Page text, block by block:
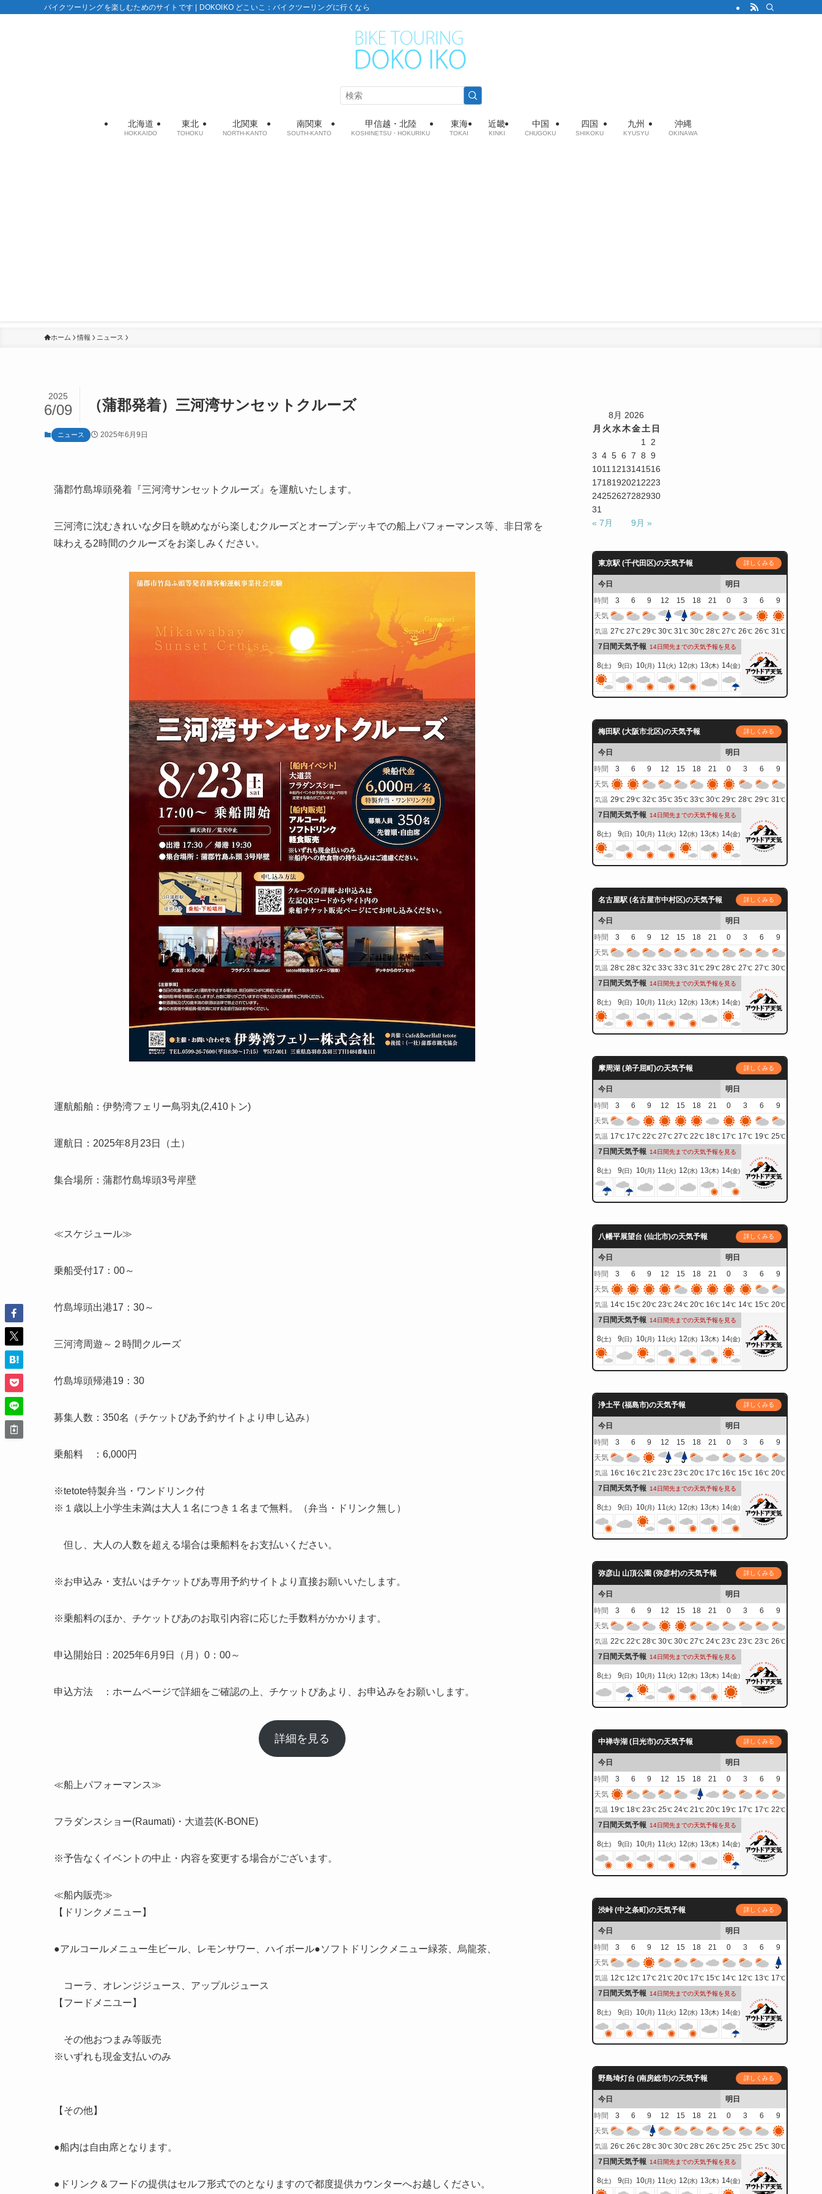
バイクツーリングを楽しむためのサイトです | DOKOIKO どこいこ：バイクツーリングに行くなら
北海道
HOKKAIDO
東北
TOHOKU
北関東
NORTH-KANTO
南関東
SOUTH-KANTO
甲信越・北陸
KOSHINETSU・HOKURIKU
東海
TOKAI
近畿
KINKI
中国
CHUGOKU
四国
SHIKOKU
九州
KYUSYU
沖縄
OKINAWA
ホーム 情報 ニュース
（蒲郡発着）三河湾サンセットクルーズ
2025
6/09
ニュース 2025年6月9日
蒲郡竹島埠頭発着『三河湾サンセットクルーズ』を運航いたします。
三河湾に沈むきれいな夕日を眺めながら楽しむクルーズとオープンデッキでの船上パフォーマンス等、非日常を
味わえる2時間のクルーズをお楽しみください。
運航船舶：伊勢湾フェリー鳥羽丸(2,410トン)
運航日：2025年8月23日（土）
集合場所：蒲郡竹島埠頭3号岸壁
≪スケジュール≫
乗船受付17：00～
竹島埠頭出港17：30～
三河湾周遊～２時間クルーズ
竹島埠頭帰港19：30
募集人数：350名（チケットぴあ予約サイトより申し込み）
乗船料 ：6,000円
※tetote特製弁当・ワンドリンク付
※１歳以上小学生未満は大人１名につき１名まで無料。（弁当・ドリンク無し）
但し、大人の人数を超える場合は乗船料をお支払いください。
※お申込み・支払いはチケットぴあ専用予約サイトより直接お願いいたします。
※乗船料のほか、チケットぴあのお取引内容に応じた手数料がかかります。
申込開始日：2025年6月9日（月）0：00～
申込方法 ：ホームページで詳細をご確認の上、チケットぴあより、お申込みをお願いします。
詳細を見る
≪船上パフォーマンス≫
フラダンスショー(Raumati)・大道芸(K-BONE)
※予告なくイベントの中止・内容を変更する場合がございます。
≪船内販売≫
【ドリンクメニュー】
●アルコールメニュー生ビール、レモンサワー、ハイボール●ソフトドリンクメニュー緑茶、烏龍茶、
コーラ、オレンジジュース、アップルジュース
【フードメニユー】
その他おつまみ等販売
※いずれも現金支払いのみ
【その他】
●船内は自由席となります。
●ドリンク＆フードの提供はセルフ形式でのとなりますので都度提供カウンターへお越しください。
8月 2026
月 火水木金土 日
1
2
3 4 5 6 7 8 9
1011 1213141516
1718192021 2223
24252627282930
31
« 7月
9月 »
東京駅 (千代田区)の天気予報 詳しくみる
今日
明日
時間
3 6 9 12 15 18 21 0 3 6
9
天気
気温 27℃ 27℃ 29℃ 30℃ 31℃ 30℃ 28℃ 27℃ 26℃ 26℃ 31℃
7日間天気予報 14日間先までの天気予報を見る
8(土) 9(日) 10(月) 11(火) 12(水) 13(木) 14(金)
梅田駅 (大阪市北区)の天気予報 詳しくみる
今日
明日
時間
3 6 9 12 15 18 21 0 3 6
9
天気
気温 29℃ 29℃ 32℃ 35℃ 35℃ 33℃ 30℃ 29℃ 28℃ 29℃ 31℃
7日間天気予報 14日間先までの天気予報を見る
8(土) 9(日) 10(月) 11(火) 12(水) 13(木) 14(金)
名古屋駅 (名古屋市中村区)の天気予報 詳しくみる
今日
明日
時間
3 6 9 12 15 18 21 0 3 6
9
天気
気温 28℃ 28℃ 32℃ 33℃ 33℃ 31℃ 29℃ 28℃ 27℃ 27℃ 30℃
7日間天気予報 14日間先までの天気予報を見る
8(土) 9(日) 10(月) 11(火) 12(水) 13(木) 14(金)
摩周湖 (弟子屈町)の天気予報 詳しくみる
今日
明日
時間
3 6 9 12 15 18 21 0 3 6
9
天気
気温 17℃ 17℃ 22℃ 27℃ 27℃ 22℃ 18℃ 17℃ 17℃ 19℃ 25℃
7日間天気予報 14日間先までの天気予報を見る
8(土) 9(日) 10(月) 11(火) 12(水) 13(木) 14(金)
八幡平展望台 (仙北市)の天気予報 詳しくみる
今日
明日
時間
3 6 9 12 15 18 21 0 3 6
9
天気
気温 14℃ 15℃ 20℃ 23℃ 24℃ 20℃ 16℃ 14℃ 14℃ 15℃ 20℃
7日間天気予報 14日間先までの天気予報を見る
8(土) 9(日) 10(月) 11(火) 12(水) 13(木) 14(金)
浄土平 (福島市)の天気予報 詳しくみる
今日
明日
時間
3 6 9 12 15 18 21 0 3 6
9
天気
気温 16℃ 16℃ 21℃ 23℃ 23℃ 20℃ 17℃ 16℃ 15℃ 16℃ 20℃
7日間天気予報 14日間先までの天気予報を見る
8(土) 9(日) 10(月) 11(火) 12(水) 13(木) 14(金)
弥彦山 山頂公園 (弥彦村)の天気予報 詳しくみる
今日
明日
時間
3 6 9 12 15 18 21 0 3 6
9
天気
気温 22℃ 22℃ 28℃ 30℃ 30℃ 27℃ 24℃ 23℃ 23℃ 23℃ 26℃
7日間天気予報 14日間先までの天気予報を見る
8(土) 9(日) 10(月) 11(火) 12(水) 13(木) 14(金)
中禅寺湖 (日光市)の天気予報 詳しくみる
今日
明日
時間
3 6 9 12 15 18 21 0 3 6
9
天気
気温 19℃ 18℃ 23℃ 25℃ 24℃ 21℃ 20℃ 19℃ 17℃ 17℃ 22℃
7日間天気予報 14日間先までの天気予報を見る
8(土) 9(日) 10(月) 11(火) 12(水) 13(木) 14(金)
渋峠 (中之条町)の天気予報 詳しくみる
今日
明日
時間
3 6 9 12 15 18 21 0 3 6
9
天気
気温 12℃ 12℃ 17℃ 21℃ 20℃ 17℃ 15℃ 14℃ 12℃ 13℃ 17℃
7日間天気予報 14日間先までの天気予報を見る
8(土) 9(日) 10(月) 11(火) 12(水) 13(木) 14(金)
野島埼灯台 (南房総市)の天気予報 詳しくみる
今日
明日
時間
3 6 9 12 15 18 21 0 3 6
9
天気
気温 26℃ 26℃ 28℃ 30℃ 30℃ 28℃ 26℃ 25℃ 25℃ 25℃ 30℃
7日間天気予報 14日間先までの天気予報を見る
8(土) 9(日) 10(月) 11(火) 12(水) 13(木) 14(金)